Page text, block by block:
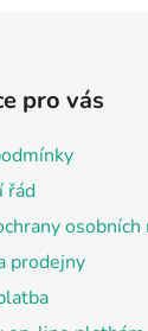
pro vás
řád
osobních
prodejny